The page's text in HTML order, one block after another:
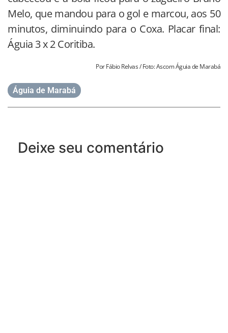
Melo, que mandou para o gol e marcou, aos 50
minutos, diminuindo para o Coxa. Placar final:
Águia 3 x 2 Coritiba.
Por Fábio Relvas / Foto: Ascom Águia de Marabá
Águia de Marabá
Deixe seu comentário